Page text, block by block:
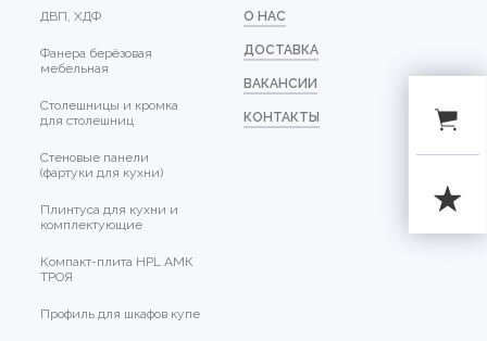
ДВП, ХДФ
Фанера берёзовая
мебельная
Столешницы и кромка
для столешниц
Стеновые панели
(фартуки для кухни)
Плинтуса для кухни и
комплектующие
Компакт-плита HPL АМК
ТРОЯ
Профиль для шкафов купе
О НАС
ДОСТАВКА
ВАКАНСИИ
КОНТАКТЫ